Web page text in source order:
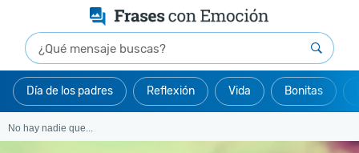
Día de los padres Reflexión Vida Bonitas
No hay nadie que...